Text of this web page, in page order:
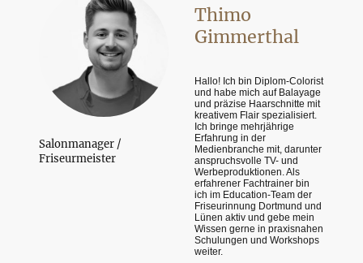
Salonmanager /
Friseurmeister
Thimo
Gimmerthal
Hallo! Ich bin Diplom-Colorist
und habe mich auf Balayage
und präzise Haarschnitte mit
kreativem Flair spezialisiert.
Ich bringe mehrjährige
Erfahrung in der
Medienbranche mit, darunter
anspruchsvolle TV- und
Werbeproduktionen. Als
erfahrener Fachtrainer bin
ich im Education-Team der
Friseurinnung Dortmund und
Lünen aktiv und gebe mein
Wissen gerne in praxisnahen
Schulungen und Workshops
weiter.